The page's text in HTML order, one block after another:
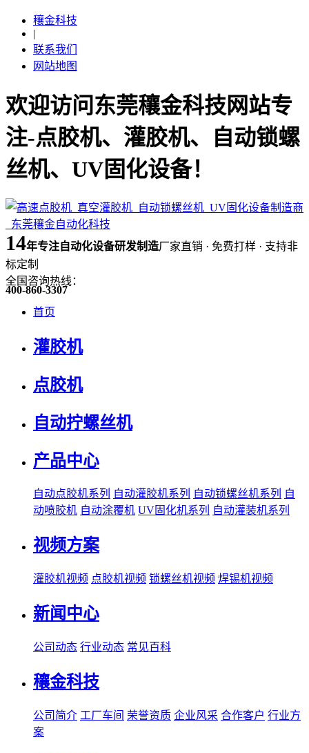
穰金科技
|
联系我们
网站地图
欢迎访问东莞穰金科技网站专
注-点胶机、灌胶机、自动锁螺
丝机、UV固化设备！
14年专注自动化设备研发制造厂家直销 · 免费打样 · 支持非
标定制
全国咨询热线：
400-860-3307
首页
灌胶机
点胶机
自动拧螺丝机
产品中心
自动点胶机系列 自动灌胶机系列 自动锁螺丝机系列 自
动喷胶机 自动涂覆机 UV固化机系列 自动灌装机系列
视频方案
灌胶机视频 点胶机视频 锁螺丝机视频 焊锡机视频
新闻中心
公司动态 行业动态 常见百科
穰金科技
公司简介 工厂车间 荣誉资质 企业风采 合作客户 行业方
案